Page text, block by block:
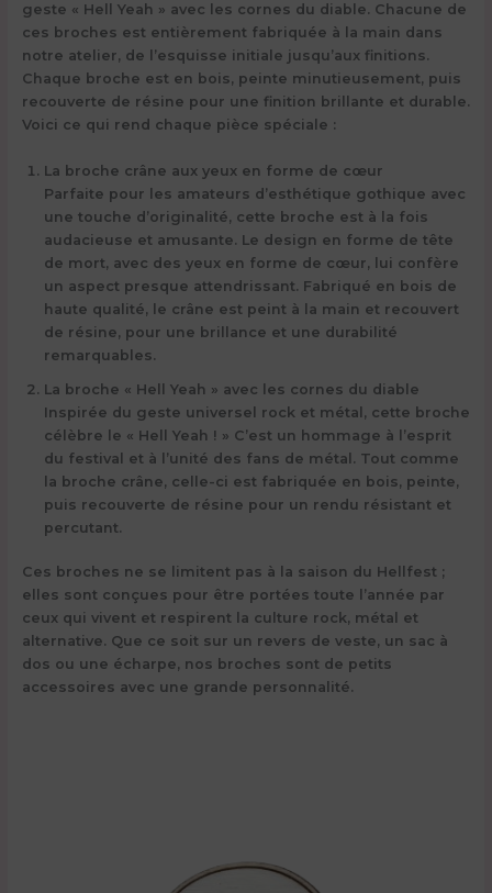
geste « Hell Yeah » avec les cornes du diable. Chacune de
ces broches est entièrement fabriquée à la main dans
notre atelier, de l’esquisse initiale jusqu’aux finitions.
Chaque broche est en bois, peinte minutieusement, puis
recouverte de résine pour une finition brillante et durable.
Voici ce qui rend chaque pièce spéciale :
La broche crâne aux yeux en forme de cœur
Parfaite pour les amateurs d’esthétique gothique avec
une touche d’originalité, cette broche est à la fois
audacieuse et amusante. Le design en forme de tête
de mort, avec des yeux en forme de cœur, lui confère
un aspect presque attendrissant. Fabriqué en bois de
haute qualité, le crâne est peint à la main et recouvert
de résine, pour une brillance et une durabilité
remarquables.
La broche « Hell Yeah » avec les cornes du diable
Inspirée du geste universel rock et métal, cette broche
célèbre le « Hell Yeah ! » C’est un hommage à l’esprit
du festival et à l’unité des fans de métal. Tout comme
la broche crâne, celle-ci est fabriquée en bois, peinte,
puis recouverte de résine pour un rendu résistant et
percutant.
Ces broches ne se limitent pas à la saison du Hellfest ;
elles sont conçues pour être portées toute l’année par
ceux qui vivent et respirent la culture rock, métal et
alternative. Que ce soit sur un revers de veste, un sac à
dos ou une écharpe, nos broches sont de petits
accessoires avec une grande personnalité.